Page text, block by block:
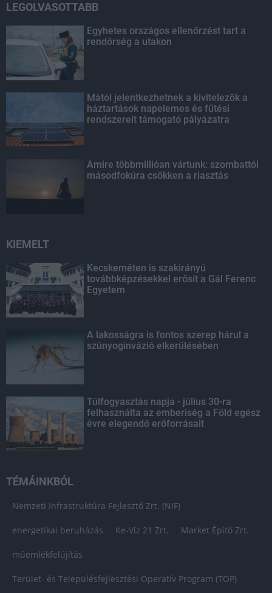
LEGOLVASOTTABB
Egyhetes országos ellenőrzést tart a
rendőrség a utakon
Mától jelentkezhetnek a kivitelezők a
háztartások napelemes és fűtési
rendszereit támogató pályázatra
Amire többmillióan vártunk: szombattól
másodfokúra csökken a riasztás
KIEMELT
Kecskeméten is szakirányú
továbbképzésekkel erősít a Gál Ferenc
Egyetem
A lakosságra is fontos szerep hárul a
szúnyoginvázió elkerülésében
Túlfogyasztás napja - július 30-ra
felhasználta az emberiség a Föld egész
évre elegendő erőforrásait
TÉMÁINKBÓL
Nemzeti Infrastruktúra Fejlesztő Zrt. (NIF)
energetikai beruházás Ke-Víz 21 Zrt. Market Építő Zrt.
műemlékfelújítás
Terület- és Településfejlesztési Operatív Program (TOP)